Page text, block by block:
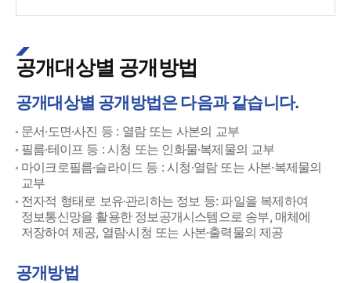
공개대상별 공개방법
공개대상별 공개방법은 다음과 같습니다.
문서·도면·사진 등 : 열람 또는 사본의 교부
필름·테이프 등 : 시청 또는 인화물·복제물의 교부
마이크로필름·슬라이드 등 : 시청·열람 또는 사본·복제물의
교부
전자적 형태로 보유·관리하는 정보 등: 파일을 복제하여
정보통신망을 활용한 정보공개시스템으로 송부, 매체에
저장하여 제공, 열람·시청 또는 사본·출력물의 제공
공개방법